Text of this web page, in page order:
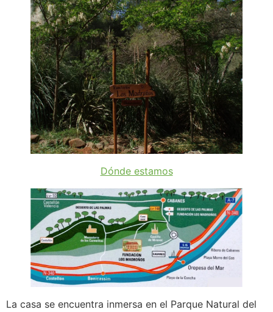
Dónde estamos
La casa se encuentra inmersa en el Parque Natural del